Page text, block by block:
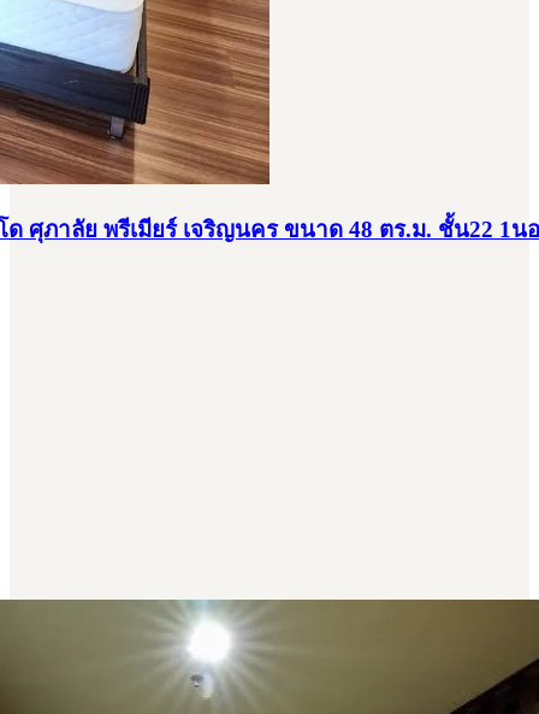
ด ศุภาลัย พรีเมียร์ เจริญนคร ขนาด 48 ตร.ม. ชั้น22 1น